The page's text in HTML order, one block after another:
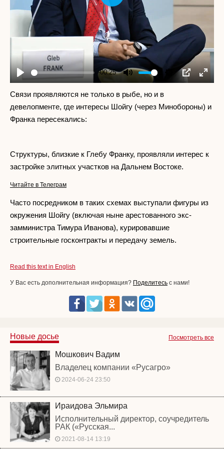
Play
-00:25
Mute SettingsPIP
Enter
Play
Связи проявляются не только в рыбе, но и в
девелопменте, где интересы Шойгу (через Минобороны) и
Франка пересекались:
Структуры, близкие к Глебу Франку, проявляли интерес к
застройке элитных участков на Дальнем Востоке.
Читайте в Телеграм
Часто посредником в таких схемах выступали фигуры из
окружения Шойгу (включая ныне арестованного экс-
замминистра Тимура Иванова), курировавшие
строительные госконтракты и передачу земель.
Read this text in English
У Вас есть дополнительная информация? Поделитесь с нами!
Посмотреть все
Новые досье
Мошкович Вадим
Владелец компании «Русагро»
2024-06-24 23:50
Ираидова Эльмира
Исполнительный директор, соучредитель
РАК («Русская...
2021-08-14 13:19